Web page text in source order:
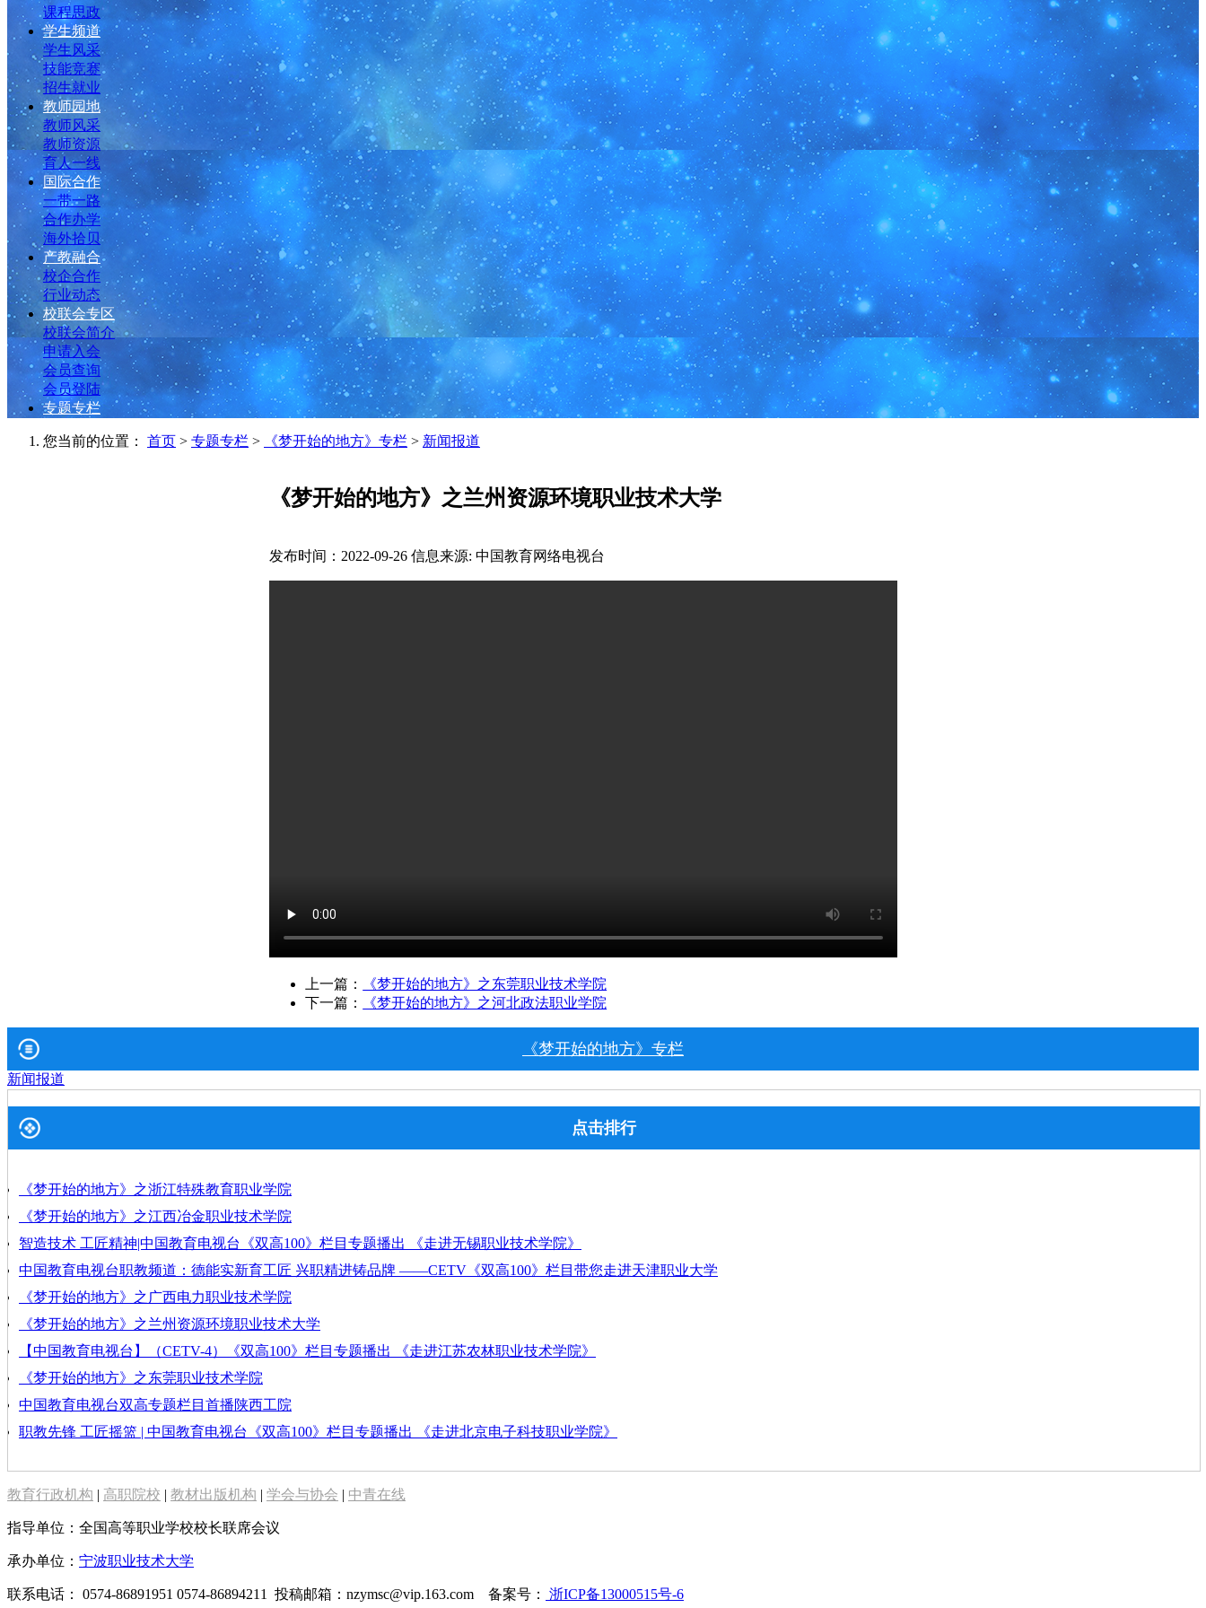
课程思政
学生频道
学生风采
技能竞赛
招生就业
教师园地
教师风采
教师资源
育人一线
国际合作
一带一路
合作办学
海外拾贝
产教融合
校企合作
行业动态
校联会专区
校联会简介
申请入会
会员查询
会员登陆
专题专栏
您当前的位置： 首页 > 专题专栏 > 《梦开始的地方》专栏 > 新闻报道
《梦开始的地方》之兰州资源环境职业技术大学
发布时间：2022-09-26 信息来源: 中国教育网络电视台
上一篇：
《梦开始的地方》之东莞职业技术学院
下一篇：
《梦开始的地方》之河北政法职业学院
《梦开始的地方》专栏
新闻报道
点击排行
《梦开始的地方》之浙江特殊教育职业学院
《梦开始的地方》之江西冶金职业技术学院
智造技术 工匠精神|中国教育电视台《双高100》栏目专题播出 《走进无锡职业技术学院》
中国教育电视台职教频道：德能实新育工匠 兴职精进铸品牌 ——CETV《双高100》栏目带您走进天津职业大学
《梦开始的地方》之广西电力职业技术学院
《梦开始的地方》之兰州资源环境职业技术大学
【中国教育电视台】（CETV-4）《双高100》栏目专题播出 《走进江苏农林职业技术学院》
《梦开始的地方》之东莞职业技术学院
中国教育电视台双高专题栏目首播陕西工院
职教先锋 工匠摇篮 | 中国教育电视台《双高100》栏目专题播出 《走进北京电子科技职业学院》
教育行政机构 | 高职院校 | 教材出版机构 | 学会与协会 | 中青在线
指导单位：全国高等职业学校校长联席会议
承办单位： 宁波职业技术大学
联系电话： 0574-86891951 0574-86894211 投稿邮箱：nzymsc@vip.163.com 备案号： 浙ICP备13000515号-6